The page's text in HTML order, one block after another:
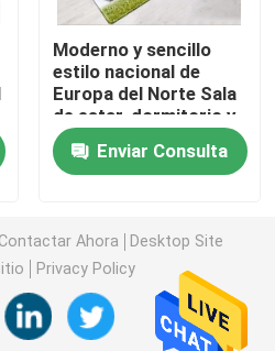
yoga del eco
de la escalera
Moderno y sencillo
estilo nacional de
Europa del Norte Sala
de estar, dormitorio y
sala de estar
Alfombras de suelo
Enviar Consulta
Contactar Ahora
Desktop Site
Privacy Policy